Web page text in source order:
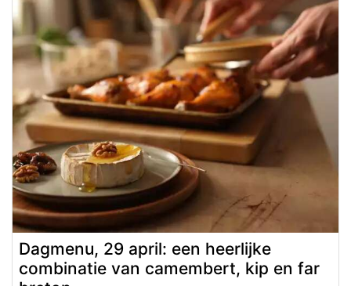
Dagmenu, 29 april: een heerlijke
combinatie van camembert, kip en far